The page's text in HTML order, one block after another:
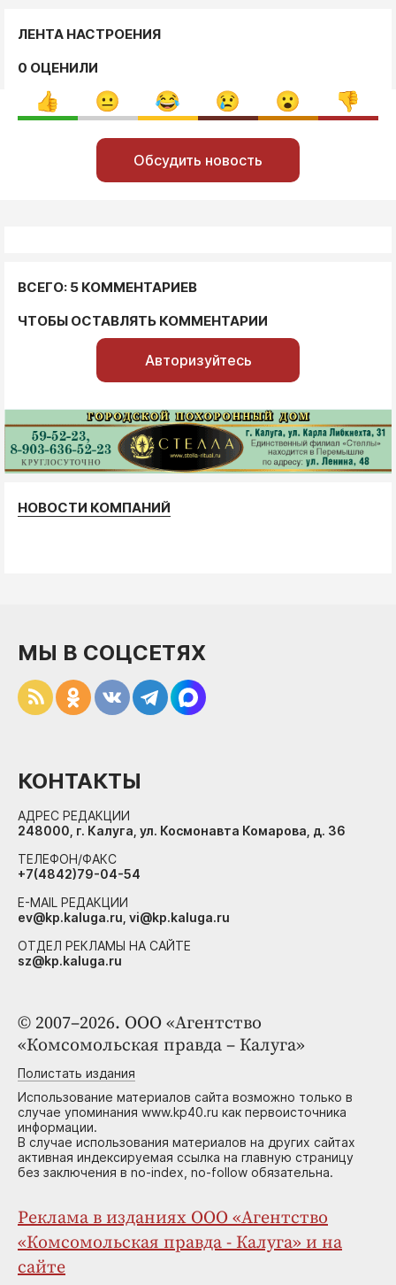
ЛЕНТА НАСТРОЕНИЯ
0 ОЦЕНИЛИ
Обсудить новость
ВСЕГО: 5 КОММЕНТАРИЕВ
ЧТОБЫ ОСТАВЛЯТЬ КОММЕНТАРИИ
Авторизуйтесь
НОВОСТИ КОМПАНИЙ
© 2007–2026. ООО «Агентство
«Комсомольская правда – Калуга»
Полистать издания
Использование материалов сайта возможно только в
случае упоминания www.kp40.ru как первоисточника
информации.
В случае использования материалов на других сайтах
активная индексируемая ссылка на главную страницу
без заключения в no-index, no-follow обязательна.
Реклама в изданиях ООО «Агентство
«Комсомольская правда - Калуга» и на
сайте
МЫ В СОЦСЕТЯХ
КОНТАКТЫ
АДРЕС РЕДАКЦИИ
248000, г. Калуга, ул. Космонавта Комарова, д. 36
ТЕЛЕФОН/ФАКС
+7(4842)79-04-54
E-MAIL РЕДАКЦИИ
ev@kp.kaluga.ru, vi@kp.kaluga.ru
ОТДЕЛ РЕКЛАМЫ НА САЙТЕ
sz@kp.kaluga.ru